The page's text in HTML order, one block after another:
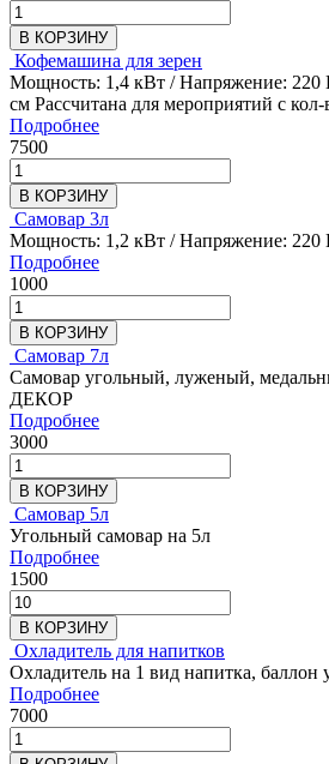
В КОРЗИНУ
Кофемашина для зерен
Мощность: 1,4 кВт / Напряжение: 220
см Рассчитана для мероприятий с
Подробнее
7500
В КОРЗИНУ
Самовар 3л
Мощность: 1,2 кВт / Напряжение: 220
Подробнее
1000
В КОРЗИНУ
Самовар 7л
Самовар угольный, луженый,
ДЕКОР
Подробнее
3000
В КОРЗИНУ
Самовар 5л
Угольный самовар на 5л
Подробнее
1500
В КОРЗИНУ
Охладитель для напитков
Охладитель на 1 вид напитка, баллон
Подробнее
7000